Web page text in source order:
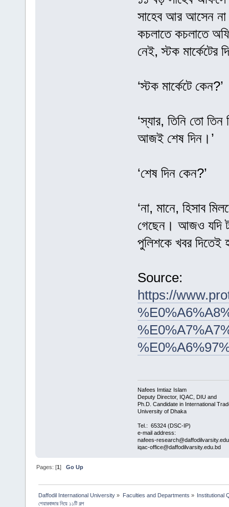
সাহেব আর আসেন
কচলাতে কচলাতে
নেই, স্টক মার্কেটের
‘স্টক মার্কেটে কেন?’
‘স্যার, তিনি তো তিন
আজই শেষ দিন।’
‘শেষ দিন কেন?’
‘না, মানে, হিসাব
গেছেন। আজও যদি
পুলিশকে খবর দিতেই
Source:
https://
Nafees Imtiaz Islam
Deputy Director, IQAC, DIU and
Ph.D. Candidate in International
University of Dhaka
Tel.: 65324 (DSC-IP)
e-mail address:
nafees-
iqac-office@daffodilvarsity.edu.bd
Pages: [1]Go Up
Daffodil International University » Faculties and Departments » Institutional
শেয়ারবাজার নিয়ে ১১টি গল্প